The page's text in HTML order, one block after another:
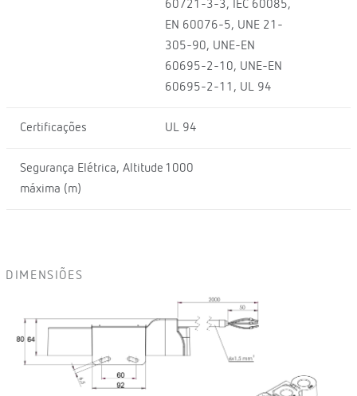
60721-3-3, IEC 60085,
EN 60076-5, UNE 21-
305-90, UNE-EN
60695-2-10, UNE-EN
60695-2-11, UL 94
Certificações UL 94
Segurança Elétrica, Altitude
máxima (m)
1000
DIMENSIÕES